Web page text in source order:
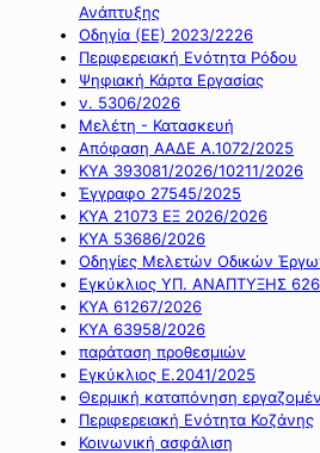
Ανάπτυξης
Οδηγία (ΕΕ) 2023/2226
Περιφερειακή Ενότητα Ρόδου
Ψηφιακή Κάρτα Εργασίας
ν. 5306/2026
Μελέτη - Κατασκευή
Απόφαση ΑΑΔΕ Α.1072/2025
ΚΥΑ 393081/2026/10211/2026
Έγγραφο 27545/2025
ΚΥΑ 21073 ΕΞ 2026/2026
ΚΥΑ 53686/2026
Οδηγίες Μελετών Οδικών
Εγκύκλιος ΥΠ. ΑΝΑΠΤΥΞΗΣ
ΚΥΑ 61267/2026
ΚΥΑ 63958/2026
παράταση προθεσμιών
Εγκύκλιος Ε.2041/2025
Θερμική καταπόνηση
Περιφερειακή Ενότητα Κοζάνης
Κοινωνική ασφάλιση